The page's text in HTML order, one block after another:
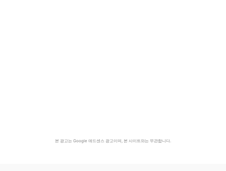
본 광고는 Google 애드센스 광고이며, 본 사이트와는 무관합니다.